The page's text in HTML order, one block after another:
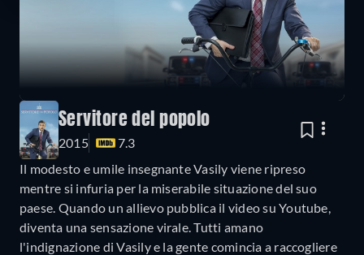
Servitore del popolo
2015
7.3
Il modesto e umile insegnante Vasily viene ripreso
mentre si infuria per la miserabile situazione del suo
paese. Quando un allievo pubblica il video su Youtube,
diventa una sensazione virale. Tutti amano
l'indignazione di Vasily e la gente comincia a raccogliere